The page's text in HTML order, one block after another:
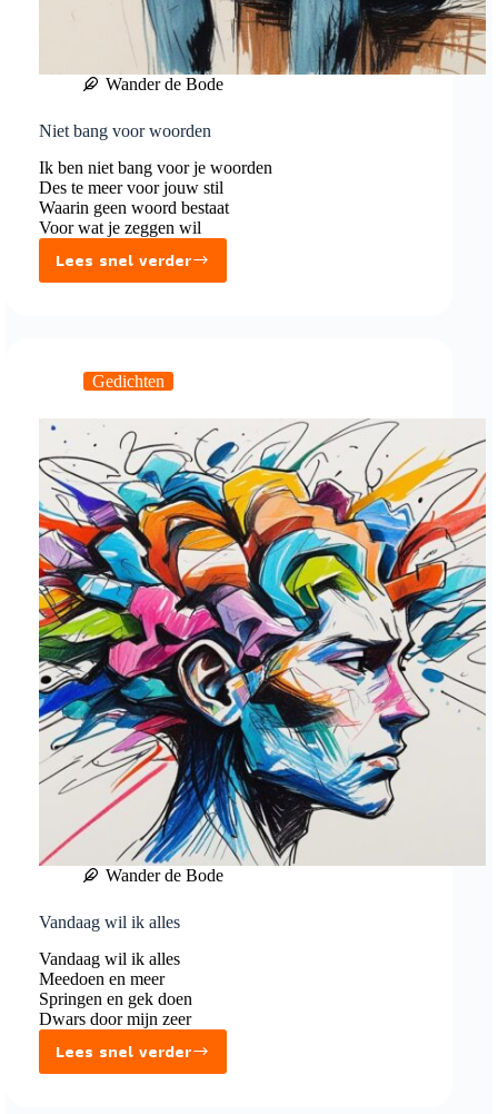
Wander de Bode
Niet bang voor woorden
Ik ben niet bang voor je woorden
Des te meer voor jouw stil
Waarin geen woord bestaat
Voor wat je zeggen wil
Lees snel verder
Niet
Gedichten
Wander de Bode
Vandaag wil ik alles
Vandaag wil ik alles
Meedoen en meer
Springen en gek doen
Dwars door mijn zeer
Lees snel verder
Vandaag